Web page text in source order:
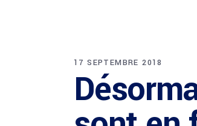
17 SEPTEMBRE 2018